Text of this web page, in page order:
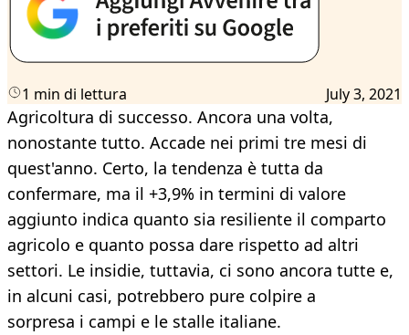
1 min di lettura July 3, 2021
Agricoltura di successo. Ancora una volta,
nonostante tutto. Accade nei primi tre mesi di
quest'anno. Certo, la tendenza è tutta da
confermare, ma il +3,9% in termini di valore
aggiunto indica quanto sia resiliente il comparto
agricolo e quanto possa dare rispetto ad altri
settori. Le insidie, tuttavia, ci sono ancora tutte e,
in alcuni casi, potrebbero pure colpire a
sorpresa i campi e le stalle italiane.